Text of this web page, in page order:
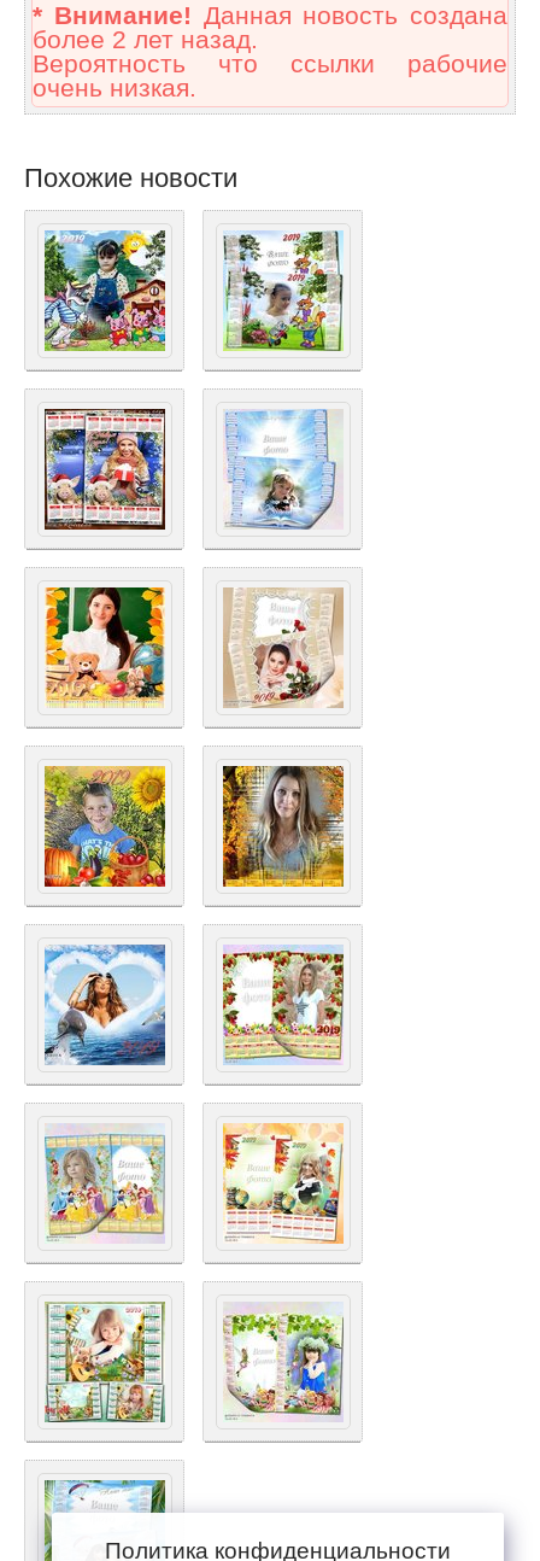
* Внимание! Данная новость создана
более 2 лет назад.
Вероятность что ссылки рабочие
очень низкая.
Похожие новости
Политика конфиденциальности